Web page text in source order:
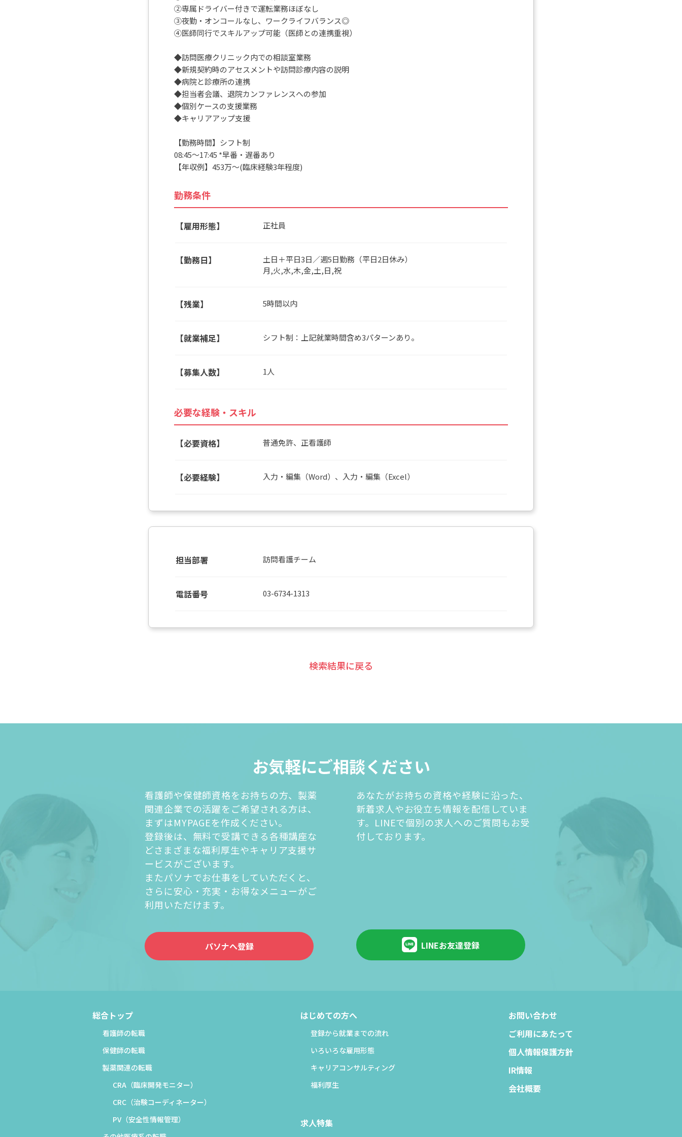
②専属ドライバー付きで運転業務ほぼなし
③夜勤・オンコールなし、ワークライフバランス◎
④医師同行でスキルアップ可能（医師との連携重視）
◆訪問医療クリニック内での相談室業務
◆新規契約時のアセスメントや訪問診療内容の説明
◆病院と診療所の連携
◆担当者会議、退院カンファレンスへの参加
◆個別ケースの支援業務
◆キャリアアップ支援
【勤務時間】シフト制
08:45～17:45 *早番・遅番あり
【年収例】453万～(臨床経験3年程度)
勤務条件
【雇用形態】 正社員
【勤務日】
土日＋平日3日／週5日勤務（平日2日休み）
月,火,水,木,金,土,日,祝
【残業】 5時間以内
【就業補足】 シフト制：上記就業時間含め3パターンあり。
【募集人数】 1人
必要な経験・スキル
【必要資格】 普通免許、正看護師
【必要経験】 入力・編集（Word）、入力・編集（Excel）
担当部署 訪問看護チーム
電話番号 03-6734-1313
検索結果に戻る
お気軽にご相談ください
看護師や保健師資格をお持ちの方、製薬
関連企業での活躍をご希望される方は、
まずはMYPAGEを作成ください。
登録後は、無料で受講できる各種講座な
どさまざまな福利厚生やキャリア支援サ
ービスがございます。
またパソナでお仕事をしていただくと、
さらに安心・充実・お得なメニューがご
利用いただけます。
パソナへ登録
あなたがお持ちの資格や経験に沿った、
新着求人やお役立ち情報を配信していま
す。LINEで個別の求人へのご質問もお受
付しております。
LINEお友達登録
総合トップ
看護師の転職
保健師の転職
製薬関連の転職
CRA（臨床開発モニター）
CRC（治験コーディネーター）
PV（安全性情報管理）
はじめての方へ
登録から就業までの流れ
いろいろな雇用形態
キャリアコンサルティング
福利厚生
求人特集
お問い合わせ
ご利用にあたって
個人情報保護方針
IR情報
会社概要